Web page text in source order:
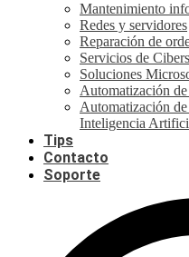
Mantenimiento
Redes y servidores
Reparación de
Servicios de
Soluciones
Automatización de
Automatización
Inteligencia
Tips
Contacto
Soporte